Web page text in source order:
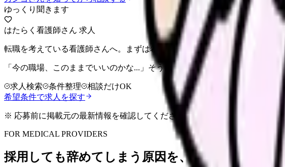
ゆっくり聞きます
はたらく看護師さん 求人
転職を考えている看護師さんへ。まずは希望条件を整理して、求人を見比べ
「今の職場、このままでいいのかな...」そう感じたら、求人票の条件と応
求人検索 条件整理
相談だけOK
希望条件で求人を探す
※ 応募前に掲載元の最新情報を確認してください
FOR MEDICAL PROVIDERS
採用しても辞めてしまう原因を、定着診断で整理